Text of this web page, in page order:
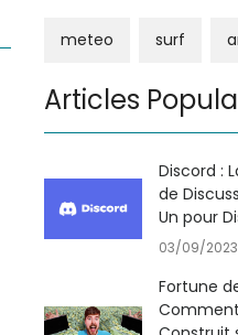
meteo surf
Articles
Discord :
de
Un pour
03/09/
Fortune